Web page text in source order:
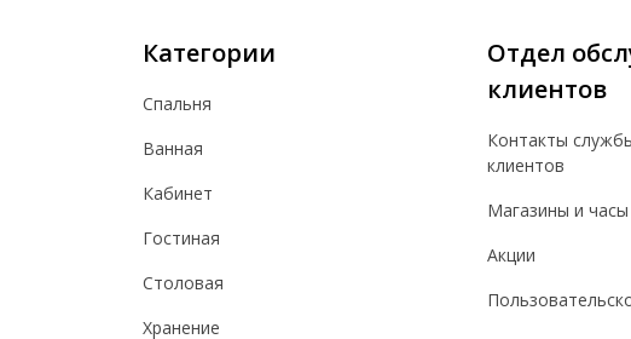
Категории
Спальня
Ванная
Кабинет
Гостиная
Столовая
Хранение
Отдел
клиентов
Контакты
клиентов
Магазины и
Акции